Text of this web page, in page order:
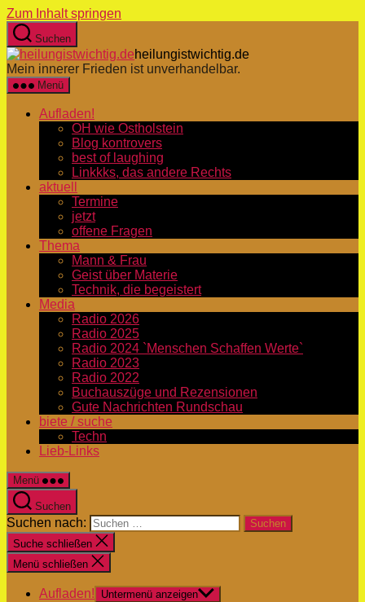
Zum Inhalt springen
Suchen
heilungistwichtig.de
Mein innerer Frieden ist unverhandelbar.
Menü
Aufladen!
OH wie Ostholstein
Blog kontrovers
best of laughing
Linkkks, das andere Rechts
aktuell
Termine
jetzt
offene Fragen
Thema
Mann & Frau
Geist über Materie
Technik, die begeistert
Media
Radio 2026
Radio 2025
Radio 2024 `Menschen Schaffen Werte`
Radio 2023
Radio 2022
Buchauszüge und Rezensionen
Gute Nachrichten Rundschau
biete / suche
Techn
Lieb-Links
Menü
Suchen
Suchen nach:
Suche schließen
Menü schließen
Aufladen! Untermenü anzeigen